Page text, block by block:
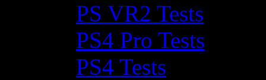
PS VR2 Tests
PS4 Pro Tests
PS4 Tests